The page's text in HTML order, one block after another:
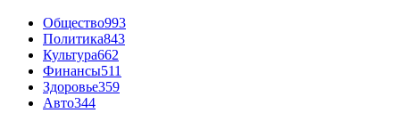
Общество993
Политика843
Культура662
Финансы511
Здоровье359
Авто344